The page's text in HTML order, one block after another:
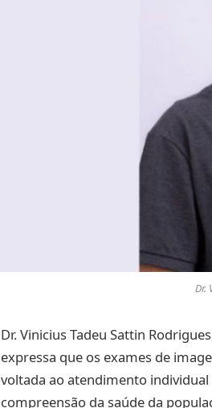
Dr.
Dr. Vinicius Tadeu Sattin
expressa que os exames de
voltada ao atendimento
compreensão da saúde da